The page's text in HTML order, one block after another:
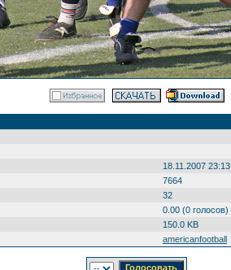
18.11.2007 23:13
7664
32
0.00 (0 голосов)
150.0 KB
americanfootball